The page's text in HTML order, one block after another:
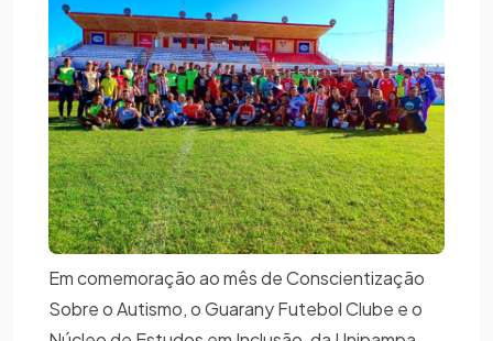
Em comemoração ao mês de Conscientização
Sobre o Autismo, o Guarany Futebol Clube e o